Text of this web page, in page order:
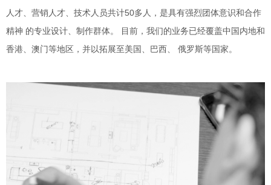
人才、营销人才、技术人员共计50多人，是具有强烈团体意识和合作
精神 的专业设计、制作群体。 目前，我们的业务已经覆盖中国内地和
香港、澳门等地区，并以拓展至美国、巴西、 俄罗斯等国家。